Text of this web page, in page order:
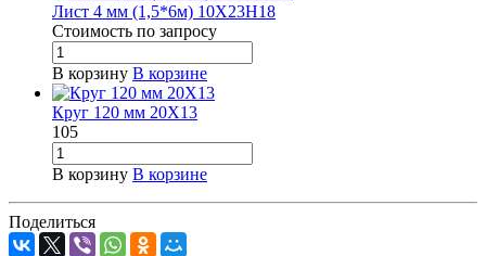
Лист 4 мм (1,5*6м) 10Х23Н18
Стоимость по запросу
В корзину В корзине
Круг 120 мм 20Х13
105
В корзину В корзине
Поделиться